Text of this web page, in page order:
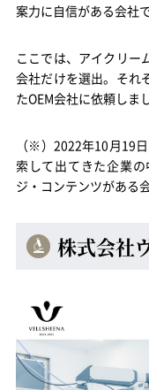
案力に自信がある会社で
ここでは、アイクリー
会社だけを選出。それ
たOEM会社に依頼しま
（※）2022年10月19
索して出てきた企業
ジ・コンテンツがある
株式会社